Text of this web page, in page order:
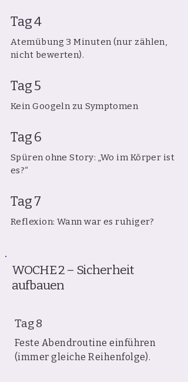
Tag 4
Atemübung 3 Minuten (nur zählen,
nicht bewerten).
Tag 5
Kein Googeln zu Symptomen
Tag 6
Spüren ohne Story: „Wo im Körper ist
es?“
Tag 7
Reflexion: Wann war es ruhiger?
WOCHE 2 – Sicherheit
aufbauen
Tag 8
Feste Abendroutine einführen
(immer gleiche Reihenfolge).